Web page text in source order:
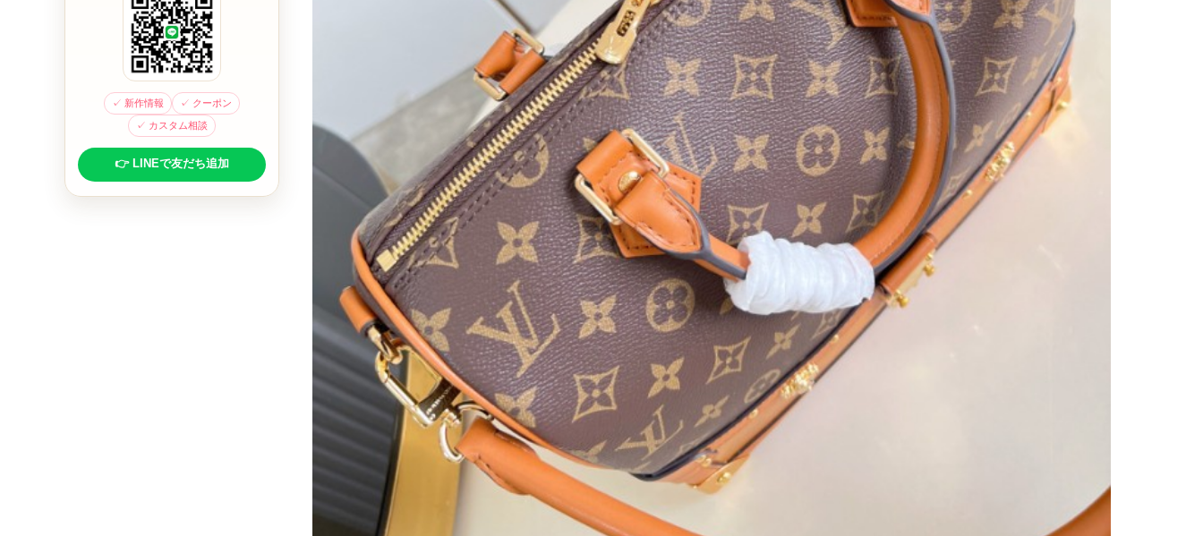
✓ 新作情報 ✓ クーポン
✓ カスタム相談
👉 LINEで友だち追加